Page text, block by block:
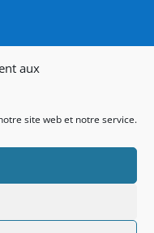
aux
site web et notre service.